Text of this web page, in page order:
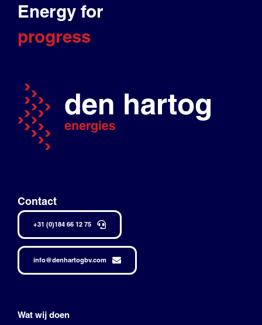
Energy for
progress
Contact
+31 (0)184 66 12 75
info@denhartogbv.com
Wat wij doen